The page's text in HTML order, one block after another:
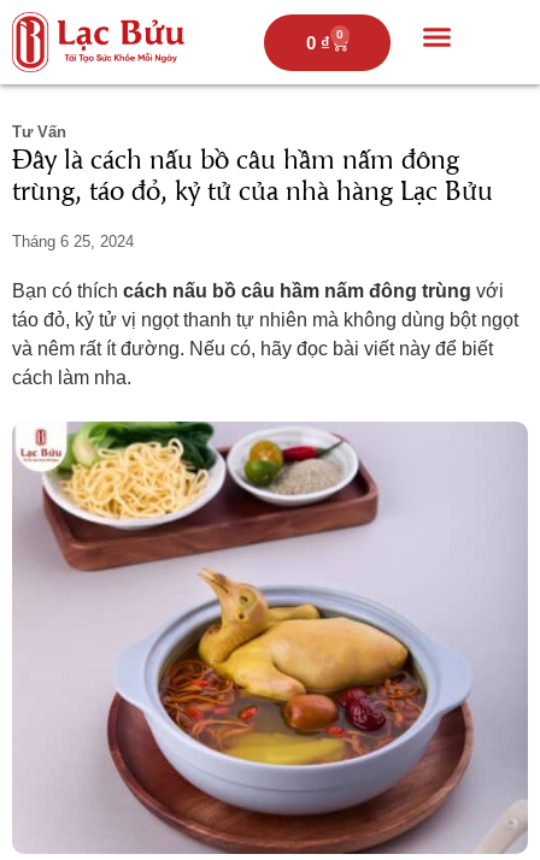
0 ₫ 0
Tư Vấn
Đây là cách nấu bồ câu hầm nấm đông
trùng, táo đỏ, kỷ tử của nhà hàng Lạc Bửu
Tháng 6 25, 2024
Bạn có thích cách nấu bồ câu hầm nấm đông trùng với
táo đỏ, kỷ tử vị ngọt thanh tự nhiên mà không dùng bột ngọt
và nêm rất ít đường. Nếu có, hãy đọc bài viết này để biết
cách làm nha.